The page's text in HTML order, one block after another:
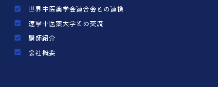
世界中医薬学会連合会との連携
遼寧中医薬大学との交流
講師紹介
会社概要